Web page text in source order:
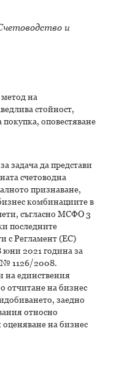
и
на
стойност,
оповестяване
задача да представи
счетоводна
признаване,
комбинациите в
съгласно МСФО 3
последните
с Регламент (ЕС)
2021 година за
№ 1126/2008.
на единствения
отчитане на бизнес
заедно
относно
на бизнес